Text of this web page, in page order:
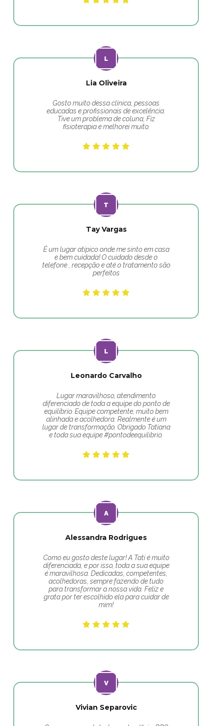
Lia Oliveira
Gosto muito dessa clínica, pessoas
educadas e profissionais de excelência.
Tive um problema de coluna, Fiz
fisioterapia e melhorei muito.
Tay Vargas
É um lugar atípico onde me sinto em casa
e bem cuidada! O cuidado desde o
telefone , recepção e até o tratamento são
perfeitos
Leonardo Carvalho
Lugar maravilhoso, atendimento
diferenciado de toda a equipe do ponto de
equilíbrio. Equipe competente, muito bem
alinhada e acolhedora. Realmente é um
lugar de transformação. Obrigado Tatiana
e toda sua equipe #pontodeequilibrio.
Alessandra Rodrigues
Como eu gosto deste lugar! A Tati é muito
diferenciada, e por isso, toda a sua equipe
é maravilhosa. Dedicadas, competentes,
acolhedoras, sempre fazendo de tudo
para transformar a nossa vida. Feliz e
grata por ter escolhido ela para cuidar de
mim!
Vivian Separovic